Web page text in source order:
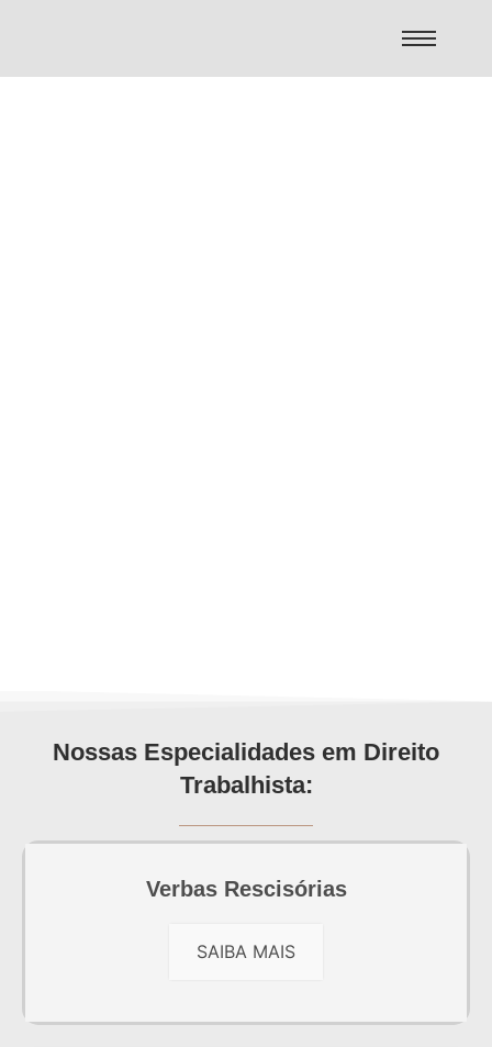
Nossas Especialidades em Direito
Trabalhista:
Verbas Rescisórias
SAIBA MAIS